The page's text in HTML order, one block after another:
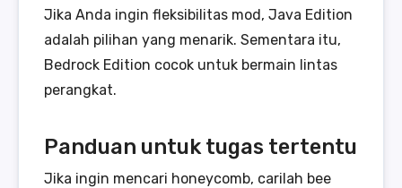
Jika Anda ingin fleksibilitas mod, Java Edition
adalah pilihan yang menarik. Sementara itu,
Bedrock Edition cocok untuk bermain lintas
perangkat.
Panduan untuk tugas tertentu
Jika ingin mencari honeycomb, carilah bee